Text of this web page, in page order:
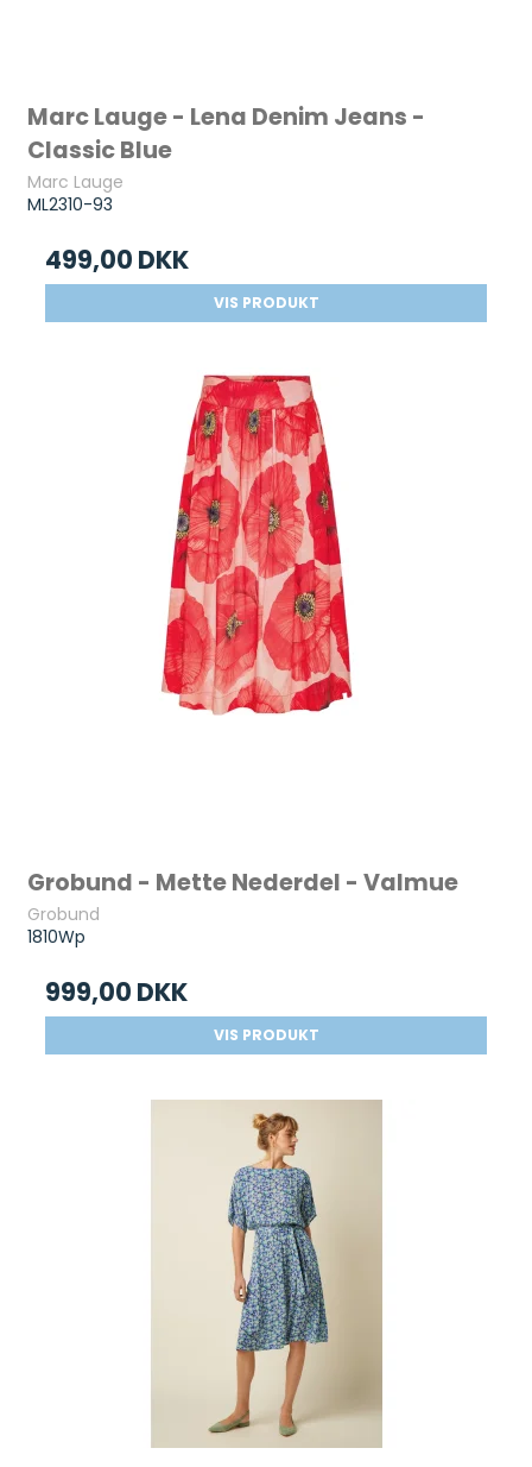
Marc Lauge - Lena Denim Jeans -
Classic Blue
Marc Lauge
ML2310-93
499,00 DKK
VIS PRODUKT
Grobund - Mette Nederdel - Valmue
Grobund
1810Wp
999,00 DKK
VIS PRODUKT